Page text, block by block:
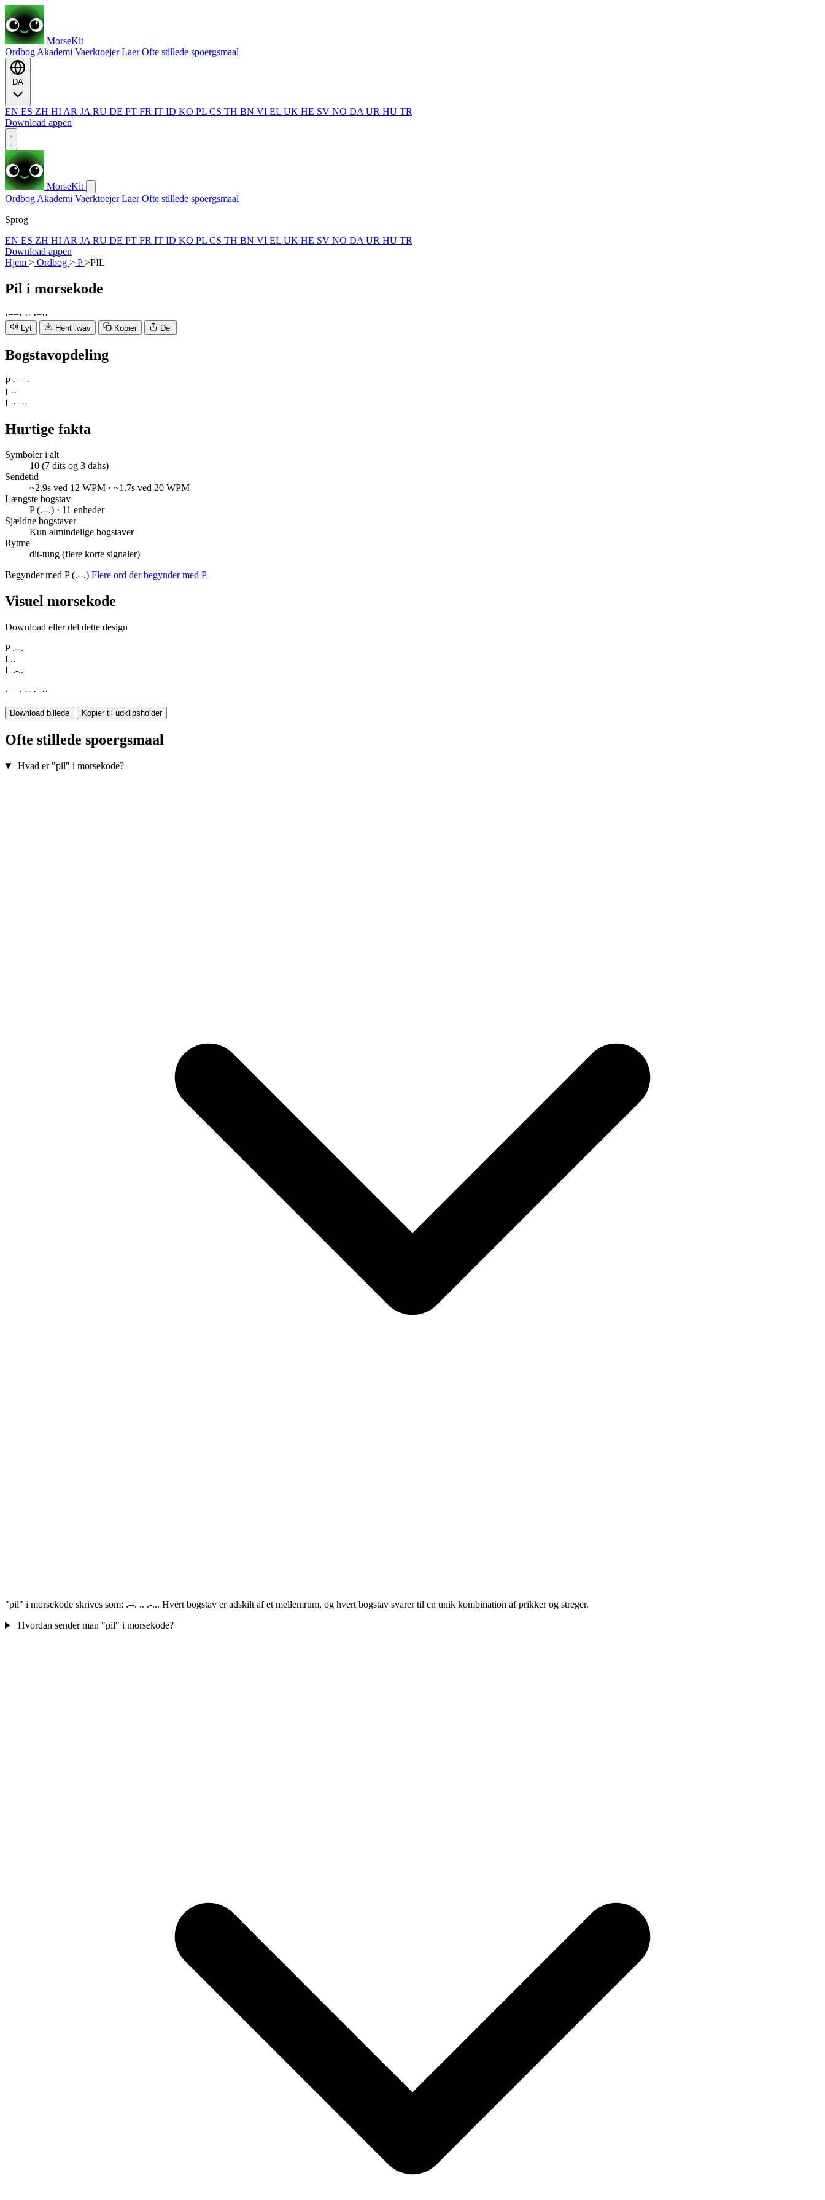
MorseKit
Ordbog Akademi VaerktoejerLaerOfte stillede spoergsmaal
EN ES ZH HI AR JA RU DE PT FR IT ID KO PL CS TH BN VI EL UK HE SV NO DA UR HU TR
Download appen
MorseKit
Ordbog Akademi VaerktoejerLaerOfte stillede spoergsmaal
Sprog
EN ES ZH HI AR JA RU DE PT FR IT ID KO PL CS TH BN VI EL UK HE SV NO DA UR HU TR
Download appen
Hjem > Ordbog > P>PIL
Pil i morsekode
·−−· ·· ·−··
Lyt Hent .wav Kopier Del
Bogstavopdeling
P ·−−·
I ··
L ·−··
Hurtige fakta
Symboler i alt
10 (7 dits og 3 dahs)
Sendetid
~2.9s ved 12 WPM · ~1.7s ved 20 WPM
Længste bogstav
P (.--.) · 11 enheder
Sjældne bogstaver
Kun almindelige bogstaver
Rytme
dit-tung (flere korte signaler)
Begynder med P (.--.) Flere ord der begynder med P
Visuel morsekode
Download eller del dette design
P .--.
I ..
L .-..
·−−· ·· ·−··
Download billede Kopier til udklipsholder
Ofte stillede spoergsmaal
Hvad er "pil" i morsekode?
"pil" i morsekode skrives som: .--. .. .-... Hvert bogstav er adskilt af et mellemrum, og hvert bogstav svarer til en unik kombination af prikker og streger.
Hvordan sender man "pil" i morsekode?